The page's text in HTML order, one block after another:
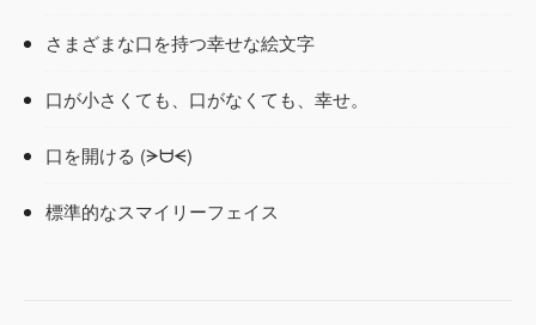
さまざまな口を持つ幸せな絵文字
口が小さくても、口がなくても、幸せ。
口を開ける (ᗒᗨᗕ)
標準的なスマイリーフェイス